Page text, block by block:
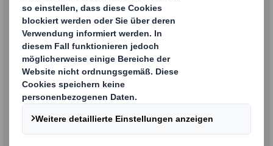
Telefonnummer
Unternehmen